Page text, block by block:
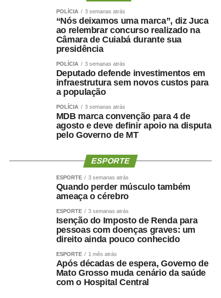
durante o tempo de vigência da medida provisória.
Comissões
Três comissões já divulgaram as pautas das reuniões
A Comissão de Relações Exteriores (CRE) tem reunião
marcada para terça-feira (11), às 10h. Na pauta de dez
itens, estão acordos, convenções e protocolos firmados
pelo Brasil com outros países, entre eles oPDL
, que ratifica o Protocolo de Montevidéu sobre
II), assinado em 2011.
Na quarta-feira (12), a partir das 10h, a Comissão de
Esporte (CEsp) se reúne para votar dois projetos. Um
PL 3.905/2025 , que institui Política Nacional de
Acesso à Atividade Física pelo SUS para prevenir e
controlar o câncer.
Ainda na quarta, às 10h, a Comissão de Ciência e
Tecnologia (CCT) analisa pauta com 56 itens. Entre eles,
estão projetos de decreto legislativo que tratam de
concessão e renovação de outorga para emissoras de
POLÍCIA 3 semanas atrás
“Nós deixamos uma marca”, diz Juca
ao relembrar concurso realizado na
Câmara de Cuiabá durante sua
presidência
POLÍCIA 3 semanas atrás
Deputado defende investimentos em
infraestrutura sem novos custos para
a população
POLÍCIA 3 semanas atrás
MDB marca convenção para 4 de
agosto e deve definir apoio na disputa
pelo Governo de MT
ESPORTE
ESPORTE 3 semanas atrás
Quando perder músculo também
ameaça o cérebro
ESPORTE 3 semanas atrás
Isenção do Imposto de Renda para
pessoas com doenças graves: um
direito ainda pouco conhecido
ESPORTE 1 mês atrás
Após décadas de espera, Governo de
Mato Grosso muda cenário da saúde
com o Hospital Central